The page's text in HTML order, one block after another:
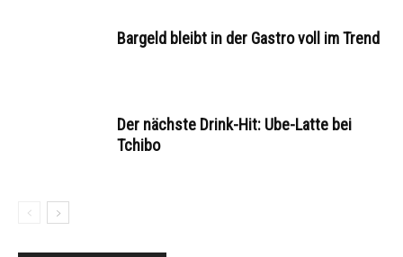
Bargeld bleibt in der Gastro voll im Trend
Der nächste Drink-Hit: Ube-Latte bei
Tchibo